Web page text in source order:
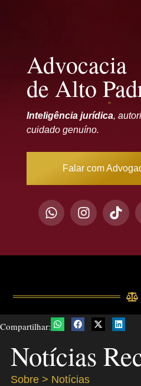
Advocacia
de Alto
Inteligência jurídica,
cuidado genuíno.
Falar com
Compartilhar:
Notícias
Sobre > Notícias